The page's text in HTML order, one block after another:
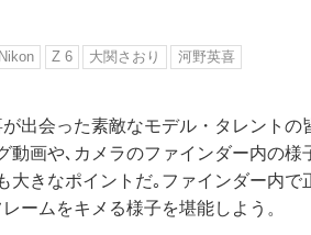
Nikon Z 6 大関さおり 河野英喜
出会った素敵なモデル・タレント
動画や､カメラのファインダー内の
大きなポイントだ｡ファインダー内
ームをキメる様子を堪能しよう。